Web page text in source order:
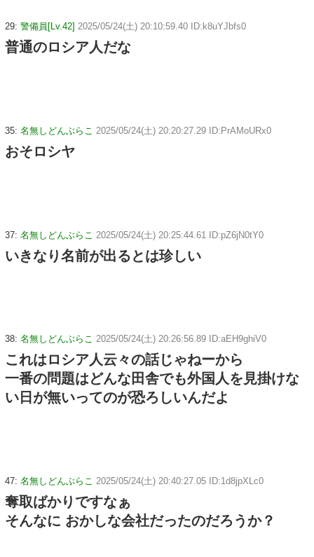
29: 警備員[Lv.42] 2025/05/24(土) 20:10:59.40 ID:k8uYJbfs0
普通のロシア人だな
35: 名無しどんぶらこ 2025/05/24(土) 20:20:27.29 ID:PrAMoURx0
おそロシヤ
37: 名無しどんぶらこ 2025/05/24(土) 20:25:44.61 ID:pZ6jN0tY0
いきなり名前が出るとは珍しい
38: 名無しどんぶらこ 2025/05/24(土) 20:26:56.89 ID:aEH9ghiV0
これはロシア人云々の話じゃねーから
一番の問題はどんな田舎でも外国人を見掛けな
い日が無いってのが恐ろしいんだよ
47: 名無しどんぶらこ 2025/05/24(土) 20:40:27.05 ID:1d8jpXLc0
奪取ばかりですなぁ
そんなに おかしな会社だったのだろうか？